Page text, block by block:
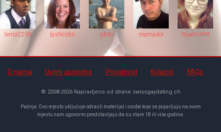
terror2206 lpstklsbn pkito mamador WyattsWet
O nama Uvjeti upotrebe Privatnost Kolačići FAQs
© 2008-2026 Napravljeno od strane swissgaydating.ch
Pažnja: Ovo mjesto uključuje odrasli materijal i osobe koje se pojavljuju na ovom
mjestu nam ugovorno predstavljaju da su stare 18 ili više godina.